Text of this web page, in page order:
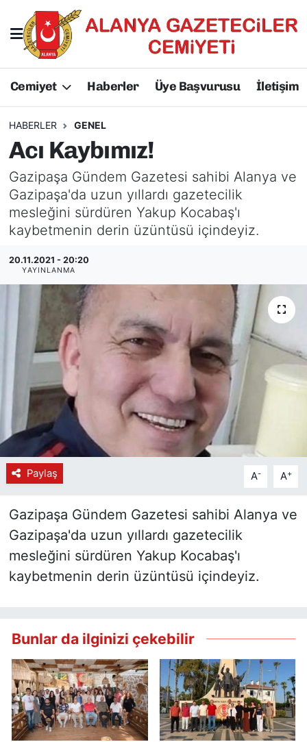
Cemiyet Haberler Üye Başvurusu İletişim
HABERLER GENEL
Acı Kaybımız!
Gazipaşa Gündem Gazetesi sahibi Alanya ve
Gazipaşa'da uzun yıllardı gazetecilik
mesleğini sürdüren Yakup Kocabaş'ı
kaybetmenin derin üzüntüsü içindeyiz.
20.11.2021 - 20:20
YAYINLANMA
Paylaş A- A+
Gazipaşa Gündem Gazetesi sahibi Alanya ve
Gazipaşa'da uzun yıllardı gazetecilik
mesleğini sürdüren Yakup Kocabaş'ı
kaybetmenin derin üzüntüsü içindeyiz.
Bunlar da ilginizi çekebilir
Hakkımızda
Başkanlarımız
Yönetim Kurulu
Üyelerimiz
Tüzüğümüz
Üye Başvurusu
Başkan Hakkında
AGC Hakkında
Yönetim Kurulu
Üyelerimiz
Başkanlarımız
Tüzüğümüz